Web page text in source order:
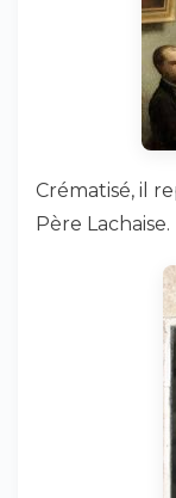
Crématisé, il
Père Lachaise.